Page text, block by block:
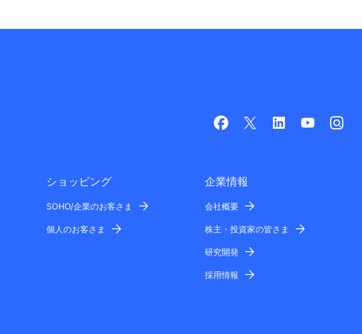
ショッピング
SOHO/企業のお客さま
個人のお客さま
企業情報
会社概要
株主・投資家の皆さま
研究開発
採用情報